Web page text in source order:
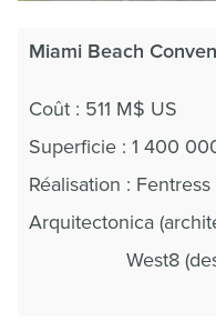
Miami Beach
Coût : 511 M$ US
Superficie : 1 400
Réalisation :
Arquitectonica
West8